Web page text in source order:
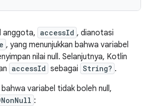
anggota, accessId , dianotasi
, yang menunjukkan bahwa variabel
nilai null. Selanjutnya, Kotlin
accessId sebagai String? .
bahwa variabel tidak boleh null,
: